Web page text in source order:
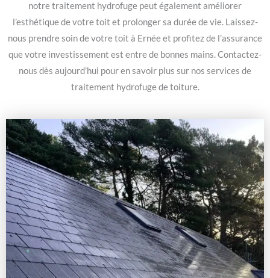
notre traitement hydrofuge peut également améliorer
l’esthétique de votre toit et prolonger sa durée de vie. Laissez-
nous prendre soin de votre toit à Ernée et profitez de l’assurance
que votre investissement est entre de bonnes mains. Contactez-
nous dès aujourd’hui pour en savoir plus sur nos services de
traitement hydrofuge de toiture.